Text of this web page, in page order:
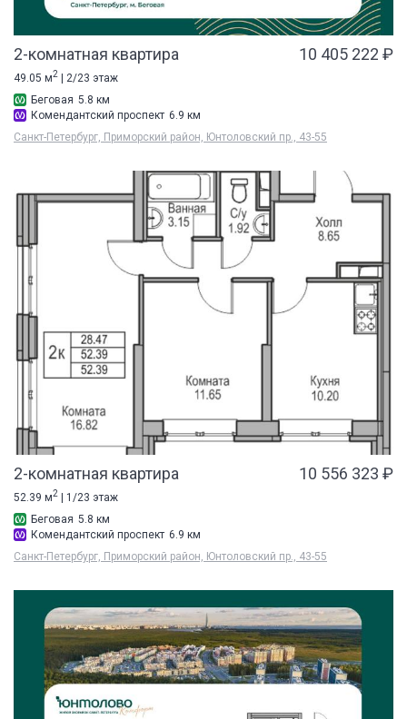
2-комнатная квартира 10 405 222 ₽
49.05 м2 | 2/23 этаж
Беговая 5.8 км
Комендантский проспект 6.9 км
Санкт-Петербург, Приморский район, Юнтоловский пр., 43-55
2-комнатная квартира 10 556 323 ₽
52.39 м2
| 1/23 этаж
Беговая 5.8 км
Комендантский проспект 6.9 км
Санкт-Петербург, Приморский район, Юнтоловский пр., 43-55